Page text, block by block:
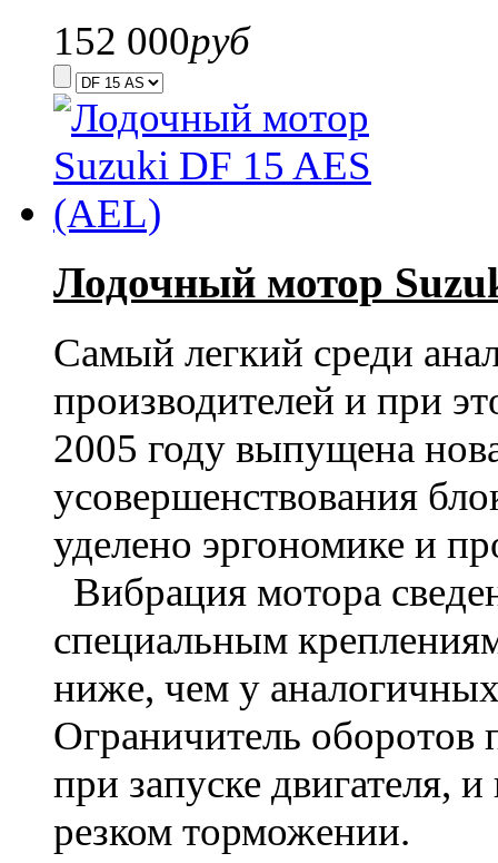
152 000руб
Лодочный мотор
Самый легкий среди
производителей и при
2005 году выпущена
усовершенствования
уделено эргономике и
Вибрация мотора
специальным
ниже, чем у
Ограничитель оборотов
при запуске двигателя,
резком торможении.